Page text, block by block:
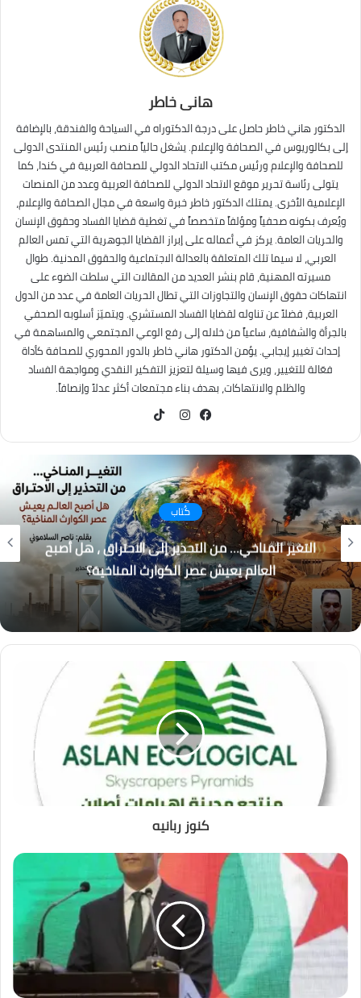
هانى خاطر
الدكتور هاني خاطر حاصل على درجة الدكتوراه في السياحة والفندقة، بالإضافة
إلى بكالوريوس في الصحافة والإعلام. يشغل حالياً منصب رئيس المنتدى الدولى
للصحافة والإعلام ورئيس مكتب الاتحاد الدولي للصحافة العربية في كندا، كما
يتولى رئاسة تحرير موقع الاتحاد الدولي للصحافة العربية وعدد من المنصات
الإعلامية الأخرى. يمتلك الدكتور خاطر خبرة واسعة في مجال الصحافة والإعلام،
ويُعرف بكونه صحفياً ومؤلفاً متخصصاً في تغطية قضايا الفساد وحقوق الإنسان
والحريات العامة. يركز في أعماله على إبراز القضايا الجوهرية التي تمس العالم
العربي، لا سيما تلك المتعلقة بالعدالة الاجتماعية والحقوق المدنية. طوال
مسيرته المهنية، قام بنشر العديد من المقالات التي سلطت الضوء على
انتهاكات حقوق الإنسان والتجاوزات التي تطال الحريات العامة في عدد من الدول
العربية، فضلاً عن تناوله لقضايا الفساد المستشري. ويتميّز أسلوبه الصحفي
بالجرأة والشفافية، ساعياً من خلاله إلى رفع الوعي المجتمعي والمساهمة في
إحداث تغيير إيجابي. يؤمن الدكتور هاني خاطر بالدور المحوري للصحافة كأداة
فعّالة للتغيير، ويرى فيها وسيلة لتعزيز التفكير النقدي ومواجهة الفساد
والظلم والانتهاكات، بهدف بناء مجتمعات أكثر عدلاً وإنصافاً.
كُتاب
باب المندب.. لماذا أصبحت إيران والحوثيون التهديد
الأكبر لاستقرار المنطقة؟
كنوز ربانيه